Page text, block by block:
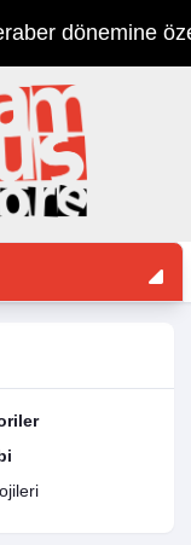
dönemine